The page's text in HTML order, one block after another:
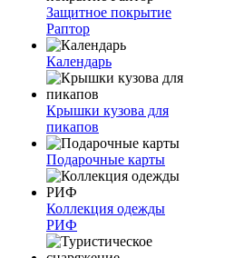
Защитное покрытие
Раптор
Календарь
Крышки кузова для
пикапов
Подарочные карты
Коллекция одежды
РИФ